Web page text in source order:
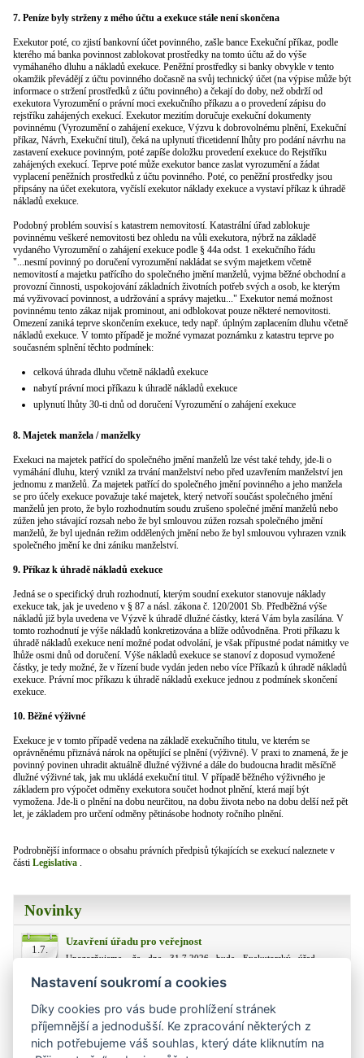
Novinky
1.7.
Uzavření úřadu pro veřejnost
Upozorňujeme, že dne 31.7.2026 bude Exekutorský úřad
20.8.
Z technických důvodů může být dne 21. 8. 2024 během dne
telefoní linka částečně nedostupná. Za způsobené komplikace se
omlouváme.
7. Peníze byly strženy z mého účtu a exekuce stále není skončena
Exekutor poté, co zjistí bankovní účet povinného, zašle bance Exekuční příkaz, podle
kterého má banka povinnost zablokovat prostředky na tomto účtu až do výše
vymáhaného dluhu a nákladů exekuce. Peněžní prostředky si banky obvykle v tento
okamžik převádějí z účtu povinného dočasně na svůj technický účet (na výpise může být
informace o stržení prostředků z účtu povinného) a čekají do doby, než obdrží od
exekutora Vyrozumění o právní moci exekučního příkazu a o provedení zápisu do
rejstříku zahájených exekucí. Exekutor mezitím doručuje exekuční dokumenty
povinnému (Vyrozumění o zahájení exekuce, Výzvu k dobrovolnému plnění, Exekuční
příkaz, Návrh, Exekuční titul), čeká na uplynutí třicetidenní lhůty pro podání návrhu na
zastavení exekuce povinným, poté zapíše doložku provedení exekuce do Rejstříku
zahájených exekucí. Teprve poté může exekutor bance zaslat vyrozumění a žádat
vyplacení peněžních prostředků z účtu povinného. Poté, co peněžní prostředky jsou
připsány na účet exekutora, vyčíslí exekutor náklady exekuce a vystaví příkaz k úhradě
nákladů exekuce.
Podobný problém souvisí s katastrem nemovitostí. Katastrální úřad zablokuje
povinnému veškeré nemovitosti bez ohledu na vůli exekutora, nýbrž na základě
vydaného Vyrozumění o zahájení exekuce podle § 44a odst. 1 exekučního řádu
"...nesmí povinný po doručení vyrozumění nakládat se svým majetkem včetně
nemovitostí a majetku patřícího do společného jmění manželů, vyjma běžné obchodní a
provozní činnosti, uspokojování základních životních potřeb svých a osob, ke kterým
má vyživovací povinnost, a udržování a správy majetku..." Exekutor nemá možnost
povinnému tento zákaz nijak prominout, ani odblokovat pouze některé nemovitosti.
Omezení zaniká teprve skončením exekuce, tedy např. úplným zaplacením dluhu včetně
nákladů exekuce. V tomto případě je možné vymazat poznámku z katastru teprve po
současném splnění těchto podmínek:
celková úhrada dluhu včetně nákladů exekuce
nabytí právní moci příkazu k úhradě nákladů exekuce
uplynutí lhůty 30-ti dnů od doručení Vyrozumění o zahájení exekuce
8. Majetek manžela / manželky
Exekuci na majetek patřící do společného jmění manželů lze vést také tehdy, jde-li o
vymáhání dluhu, který vznikl za trvání manželství nebo před uzavřením manželství jen
jednomu z manželů. Za majetek patřící do společného jmění povinného a jeho manžela
se pro účely exekuce považuje také majetek, který netvoří součást společného jmění
manželů jen proto, že bylo rozhodnutím soudu zrušeno společné jmění manželů nebo
zúžen jeho stávající rozsah nebo že byl smlouvou zúžen rozsah společného jmění
manželů, že byl ujednán režim oddělených jmění nebo že byl smlouvou vyhrazen vznik
společného jmění ke dni zániku manželství.
9. Příkaz k úhradě nákladů exekuce
Jedná se o specifický druh rozhodnutí, kterým soudní exekutor stanovuje náklady
exekuce tak, jak je uvedeno v § 87 a násl. zákona č. 120/2001 Sb. Předběžná výše
nákladů již byla uvedena ve Výzvě k úhradě dlužné částky, která Vám byla zasílána. V
tomto rozhodnutí je výše nákladů konkretizována a blíže odůvodněna. Proti příkazu k
úhradě nákladů exekuce není možné podat odvolání, je však přípustné podat námitky ve
lhůže osmi dnů od doručení. Výše nákladů exekuce se stanoví z doposud vymožené
částky, je tedy možné, že v řízení bude vydán jeden nebo více Příkazů k úhradě nákladů
exekuce. Právní moc příkazu k úhradě nákladů exekuce jednou z podmínek skončení
exekuce.
10. Běžné výživné
Exekuce je v tomto případě vedena na základě exekučního titulu, ve kterém se
oprávněnému přiznává nárok na opětující se plnění (výživné). V praxi to znamená, že je
povinný povinen uhradit aktuálně dlužné výživné a dále do budoucna hradit měsíčně
dlužné výživné tak, jak mu ukládá exekuční titul. V případě běžného výživného je
základem pro výpočet odměny exekutora součet hodnot plnění, která mají být
vymožena. Jde-li o plnění na dobu neurčitou, na dobu života nebo na dobu delší než pět
let, je základem pro určení odměny pětinásobe hodnoty ročního plnění.
Podrobnější informace o obsahu právních předpisů týkajících se exekucí naleznete v
části Legislativa
Nastavení soukromí a cookies
Díky cookies pro vás bude prohlížení stránek
příjemnější a jednodušší. Ke zpracování některých z
nich potřebujeme váš souhlas, který dáte kliknutím na